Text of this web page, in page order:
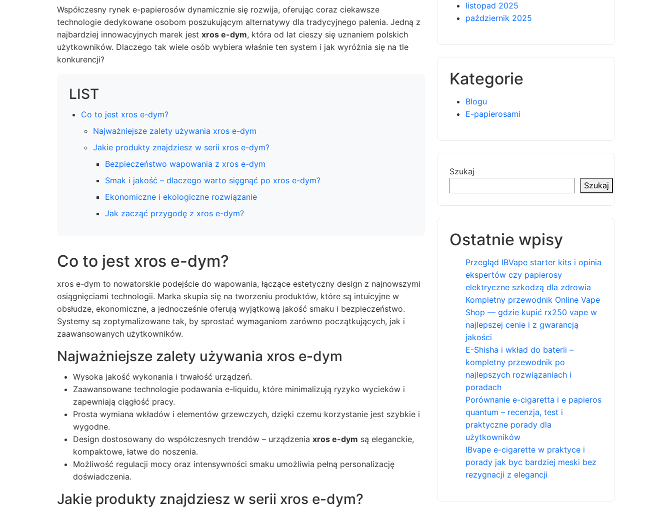
Współczesny rynek e-papierosów dynamicznie się rozwija, oferując coraz ciekawsze
technologie dedykowane osobom poszukującym alternatywy dla tradycyjnego palenia. Jedną z
najbardziej innowacyjnych marek jest xros e-dym, która od lat cieszy się uznaniem polskich
użytkowników. Dlaczego tak wiele osób wybiera właśnie ten system i jak wyróżnia się na tle
konkurencji?
LIST
Co to jest xros e-dym?
Najważniejsze zalety używania xros e-dym
Jakie produkty znajdziesz w serii xros e-dym?
Bezpieczeństwo wapowania z xros e-dym
Smak i jakość – dlaczego warto sięgnąć po xros e-dym?
Ekonomiczne i ekologiczne rozwiązanie
Jak zacząć przygodę z xros e-dym?
Co to jest xros e-dym?
xros e-dym to nowatorskie podejście do wapowania, łączące estetyczny design z najnowszymi
osiągnięciami technologii. Marka skupia się na tworzeniu produktów, które są intuicyjne w
obsłudze, ekonomiczne, a jednocześnie oferują wyjątkową jakość smaku i bezpieczeństwo.
Systemy są zoptymalizowane tak, by sprostać wymaganiom zarówno początkujących, jak i
zaawansowanych użytkowników.
Najważniejsze zalety używania xros e-dym
Wysoka jakość wykonania i trwałość urządzeń.
Zaawansowane technologie podawania e-liquidu, które minimalizują ryzyko wycieków i
zapewniają ciągłość pracy.
Prosta wymiana wkładów i elementów grzewczych, dzięki czemu korzystanie jest szybkie i
wygodne.
Design dostosowany do współczesnych trendów – urządzenia xros e-dym są eleganckie,
kompaktowe, łatwe do noszenia.
Możliwość regulacji mocy oraz intensywności smaku umożliwia pełną personalizację
doświadczenia.
Jakie produkty znajdziesz w serii xros e-dym?
listopad 2025
październik 2025
Kategorie
Blogu
E-papierosami
Szukaj
Szukaj
Ostatnie wpisy
Przegląd IBVape starter kits i opinia
ekspertów czy papierosy
elektryczne szkodzą dla zdrowia
Kompletny przewodnik Online Vape
Shop — gdzie kupić rx250 vape w
najlepszej cenie i z gwarancją
jakości
E-Shisha i wkład do baterii –
kompletny przewodnik po
najlepszych rozwiązaniach i
poradach
Porównanie e-cigaretta i e papieros
quantum – recenzja, test i
praktyczne porady dla
użytkowników
IBvape e-cigarette w praktyce i
porady jak byc bardziej meski bez
rezygnacji z elegancji